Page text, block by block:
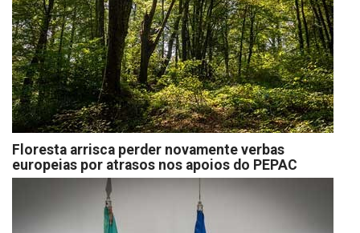
Floresta arrisca perder novamente verbas
europeias por atrasos nos apoios do PEPAC